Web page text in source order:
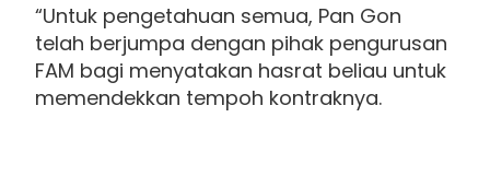
“Untuk pengetahuan semua, Pan Gon
telah berjumpa dengan pihak pengurusan
FAM bagi menyatakan hasrat beliau untuk
memendekkan tempoh kontraknya.